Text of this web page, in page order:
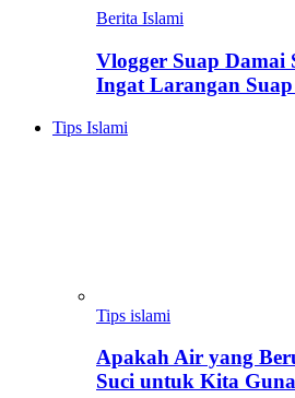
Berita Islami
Vlogger Suap Damai
Ingat Larangan
Tips Islami
Tips islami
Apakah Air yang
Suci untuk Kita